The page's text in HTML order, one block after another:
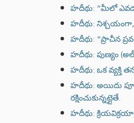
హదీథు: “మీలో
హదీథు:
హదీథు: “ప్రాచీన
హదీథు: పుణ్యం
హదీథు: ఒక వ్యక్తి
హదీథు: అయిదు
రక్షించుకున్నట్లైతే.
హదీథు: